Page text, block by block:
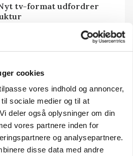
cookies
vores indhold og annoncer,
sociale medier og til at
deler også oplysninger om din
vores partnere inden for
og analysepartnere.
disse data med andre
tv-format udfordrer